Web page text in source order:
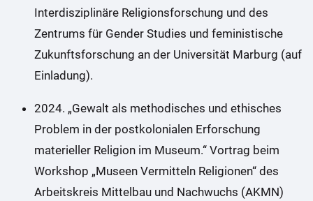
Interdisziplinäre Religionsforschung und des
Zentrums für Gender Studies und feministische
Zukunftsforschung an der Universität Marburg (auf
Einladung).
2024. „Gewalt als methodisches und ethisches
Problem in der postkolonialen Erforschung
materieller Religion im Museum.“ Vortrag beim
Workshop „Museen Vermitteln Religionen“ des
Arbeitskreis Mittelbau und Nachwuchs (AKMN)